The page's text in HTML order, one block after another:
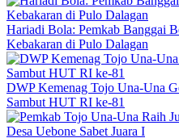
Hariadi Bola: Pemkab Banggai
Kebakaran di Pulo Dalagan
DWP Kemenag Tojo Una-Una
Sambut HUT RI ke-81